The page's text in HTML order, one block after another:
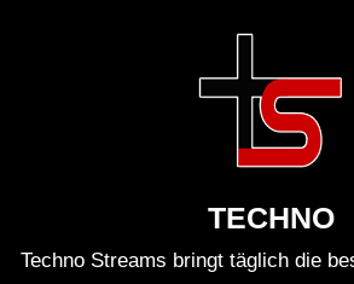
Es gibt viele
Ryokans
Faktisches:
über ZHU und
TECHNO
Techno Streams bringt täglich die